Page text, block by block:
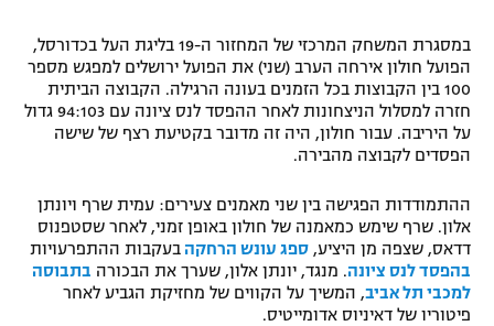
תקנון עבור פעילות אלקטרה
תקנון עבור פעילות ספורט 1 – "מרלן"
גיימינג E-Sports
תנאי שימוש
מדיניות פרטיות
תקנון פעילות ספורט 1
פוטבול אמריקאי NFL
בייסבול MLB
ספורט אתגרי ואקסטרים
אומנויות לחימה
גיימינג E-Sports
במסגרת המשחק המרכזי של המחזור ה-19 בליגת העל בכדורסל,
הפועל חולון אירחה הערב (שני) את הפועל ירושלים למפגש מספר
100 בין הקבוצות בכל הזמנים בעונה הרגילה. הקבוצה הביתית
חזרה למסלול הניצחונות לאחר ההפסד לנס ציונה עם 94:103 גדול
על היריבה. עבור חולון, היה זה מדובר בקטיעת רצף של שישה
הפסדים לקבוצה מהבירה.
ההתמודדות הפגישה בין שני מאמנים צעירים: עמית שרף ויונתן
אלון. שרף שימש כמאמנה של חולון באופן זמני, לאחר שסטפנוס
דדאס, שצפה מן היציע, ספג עונש הרחקה בעקבות ההתפרעויות
בהפסד לנס ציונה. מנגד, יונתן אלון, שערך את הבכורה בתבוסה
למכבי תל אביב, המשיך על הקווים של מחזיקת הגביע לאחר
פיטוריו של דאיניוס אדומייטיס.